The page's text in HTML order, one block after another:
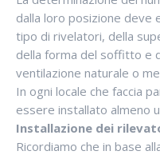
dalla loro posizione deve
tipo di rivelatori, della
della forma del soffitto e
ventilazione naturale o
In ogni locale che faccia
essere installato almeno
Installazione dei
Ricordiamo che in base